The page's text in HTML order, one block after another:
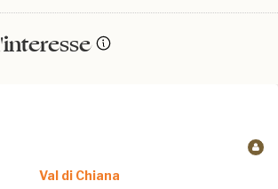
Val di Chiana